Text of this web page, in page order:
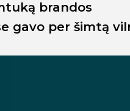
šimtą vilniečių